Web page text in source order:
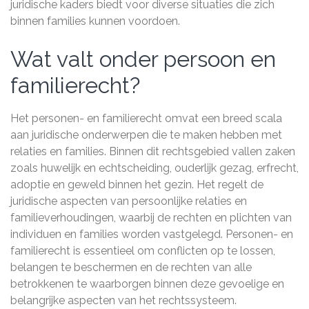
juridische kaders biedt voor diverse situaties die zich
binnen families kunnen voordoen.
Wat valt onder persoon en
familierecht?
Het personen- en familierecht omvat een breed scala
aan juridische onderwerpen die te maken hebben met
relaties en families. Binnen dit rechtsgebied vallen zaken
zoals huwelijk en echtscheiding, ouderlijk gezag, erfrecht,
adoptie en geweld binnen het gezin. Het regelt de
juridische aspecten van persoonlijke relaties en
familieverhoudingen, waarbij de rechten en plichten van
individuen en families worden vastgelegd. Personen- en
familierecht is essentieel om conflicten op te lossen,
belangen te beschermen en de rechten van alle
betrokkenen te waarborgen binnen deze gevoelige en
belangrijke aspecten van het rechtssysteem.